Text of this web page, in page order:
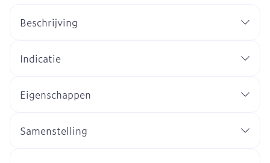
Beschrijving
Indicatie
Eigenschappen
Samenstelling